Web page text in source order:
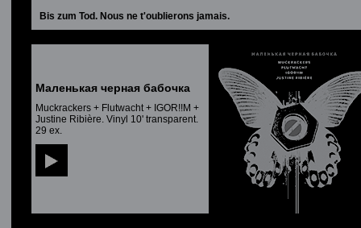
Bis zum Tod. Nous ne t'oublierons jamais.
Маленькая черная бабочка
Muckrackers + Flutwacht + IGOR!!M +
Justine Ribière. Vinyl 10' transparent.
29 ex.